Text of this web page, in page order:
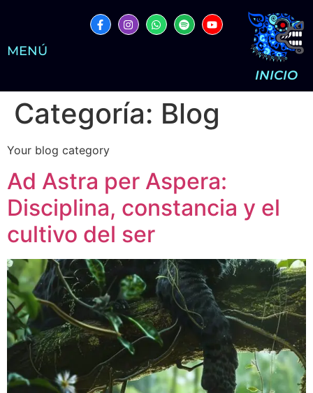
MENÚ
INICIO
Categoría: Blog
Your blog category
Ad Astra per Aspera:
Disciplina, constancia y el
cultivo del ser